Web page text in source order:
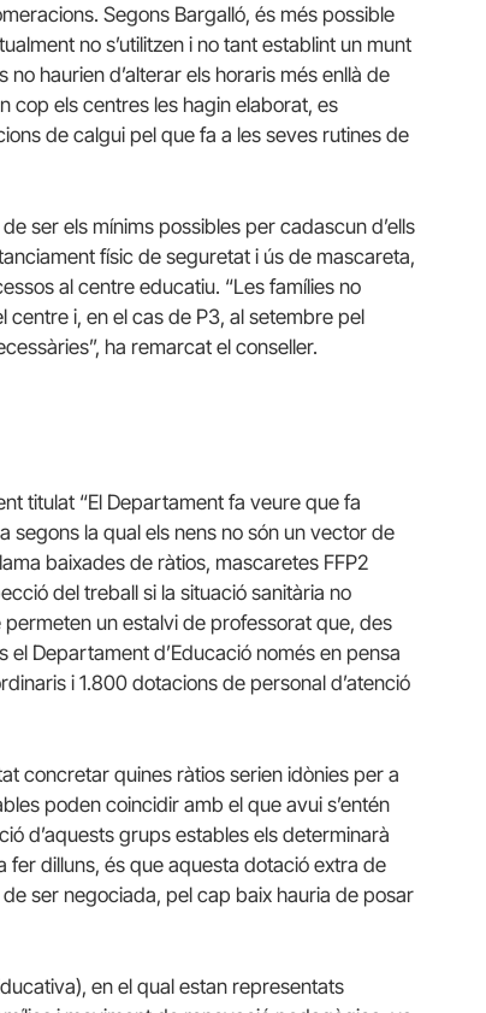
Segons Bargalló, és més possible
no s’utilitzen i no tant establint un munt
haurien d’alterar els horaris més enllà de
cop els centres les hagin elaborat, es
de calgui pel que fa a les seves rutines de
ser els mínims possibles per cadascun d’ells
físic de seguretat i ús de mascareta,
al centre educatiu. “Les famílies no
centre i, en el cas de P3, al setembre pel
ha remarcat el conseller.
titulat “El Departament fa veure que fa
segons la qual els nens no són un vector de
baixades de ràtios, mascaretes FFP2
del treball si la situació sanitària no
un estalvi de professorat que, des
el Departament d’Educació només en pensa
i 1.800 dotacions de personal d’atenció
concretar quines ràtios serien idònies per a
poden coincidir amb el que avui s’entén
d’aquests grups estables els determinarà
fer dilluns, és que aquesta dotació extra de
ser negociada, pel cap baix hauria de posar
en el qual estan representats